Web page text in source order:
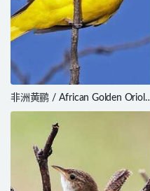
非洲黄鹂 / African Golden Oriole
/ Oriolus auratus